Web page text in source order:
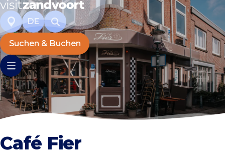
DE
Suchen & Buchen
Café Fier